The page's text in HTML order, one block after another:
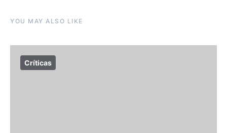
YOU MAY ALSO LIKE
Críticas